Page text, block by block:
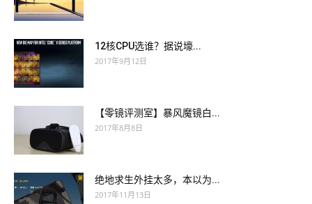
12核CPU选谁？据说壕...
2017年9月12日
【零镜评测室】暴风魔镜白...
2017年8月8日
绝地求生外挂太多，本以为...
2017年11月13日